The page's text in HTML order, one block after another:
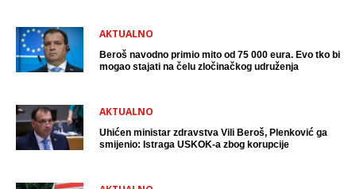
AKTUALNO
Beroš navodno primio mito od 75 000 eura. Evo tko bi
mogao stajati na čelu zločinačkog udruženja
AKTUALNO
Uhićen ministar zdravstva Vili Beroš, Plenković ga
smijenio: Istraga USKOK-a zbog korupcije